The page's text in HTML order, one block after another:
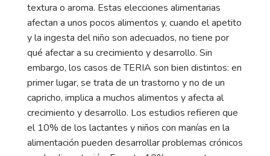
textura o aroma. Estas elecciones alimentarias
afectan a unos pocos alimentos y, cuando el apetito
y la ingesta del niño son adecuados, no tiene por
qué afectar a su crecimiento y desarrollo. Sin
embargo, los casos de TERIA son bien distintos: en
primer lugar, se trata de un trastorno y no de un
capricho, implica a muchos alimentos y afecta al
crecimiento y desarrollo. Los estudios refieren que
el 10% de los lactantes y niños con manías en la
alimentación pueden desarrollar problemas crónicos